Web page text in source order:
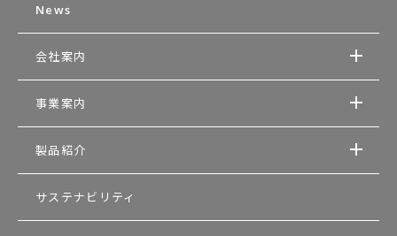
News
会社案内
事業案内
製品紹介
サステナビリティ